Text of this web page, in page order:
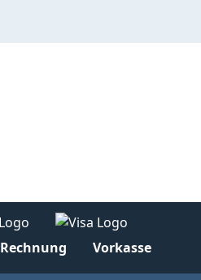
Rechnung Vorkasse